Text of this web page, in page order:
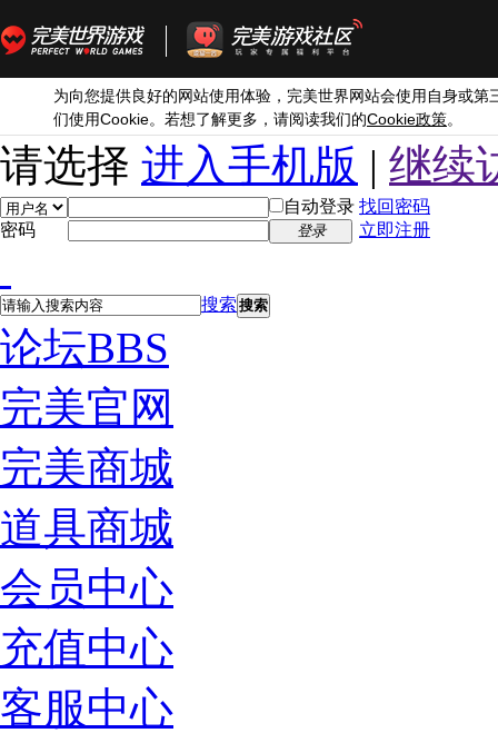
为向您提供良好的网站使用体验，完美世界网站会使用自身或第
们使用Cookie。若想了解更多，请阅读我们的Cookie政策。
请选择 进入手机版 | 继续
自动登录 找回密码
密码
登录 立即注册
搜索 搜索
论坛BBS
完美官网
完美商城
道具商城
会员中心
充值中心
客服中心